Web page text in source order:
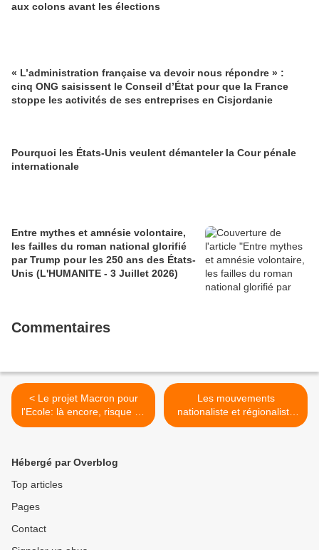
aux colons avant les élections
« L’administration française va devoir nous répondre » :
cinq ONG saisissent le Conseil d’État pour que la France
stoppe les activités de ses entreprises en Cisjordanie
Pourquoi les États-Unis veulent démanteler la Cour pénale
internationale
Entre mythes et amnésie volontaire,
les failles du roman national glorifié
par Trump pour les 250 ans des États-
Unis (L'HUMANITE - 3 Juillet 2026)
Commentaires
< Le projet Macron pour
l'Ecole: là encore, risque de
radicalisation de ce qui a
années !
Les mouvements
nationaliste et régionaliste
bretons d'une guerre à
Hébergé par Overblog
Top articles
Pages
Contact